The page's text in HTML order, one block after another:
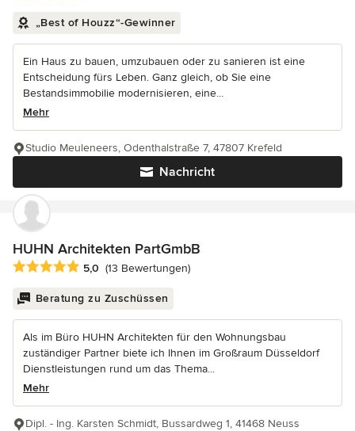
„Best of Houzz“-Gewinner
Ein Haus zu bauen, umzubauen oder zu sanieren ist eine
Entscheidung fürs Leben. Ganz gleich, ob Sie eine
Bestandsimmobilie modernisieren, eine...
Mehr
Nachricht
Studio Meuleneers, Odenthalstraße 7, 47807 Krefeld
HUHN Architekten PartGmbB
Durchschnittliche Bewertung: 5 von 5 Sternen
5,0 (13 Bewertungen)
Beratung zu Zuschüssen
Als im Büro HUHN Architekten für den Wohnungsbau
zuständiger Partner biete ich Ihnen im Großraum Düsseldorf
Dienstleistungen rund um das Thema...
Mehr
Dipl. - Ing. Karsten Schmidt, Bussardweg 1, 41468 Neuss